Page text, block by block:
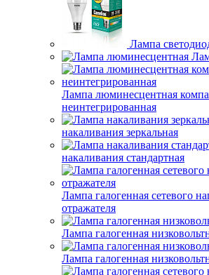
Лампа
Лампа люминесцентная
неинтегрированная
накаливания зеркальная
накаливания стандартная
Лампа галогенная сетевого
отражателя
Лампа галогенная
Лампа галогенная